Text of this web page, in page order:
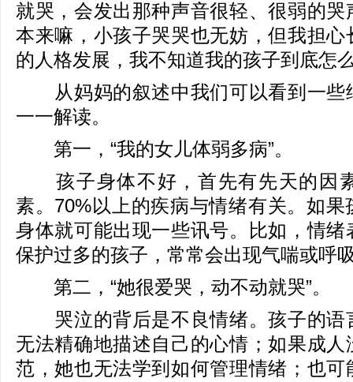
就哭，会发出那种声音很轻、很弱的
本来嘛，小孩子哭哭也无妨，但我担
的人格发展，我不知道我的孩子到底怎
从妈妈的叙述中我们可以看到一些
一一解读。
第一，“我的女儿体弱多病”。
孩子身体不好，首先有先天的因
素。70%以上的疾病与情绪有关。如
身体就可能出现一些讯号。比如，情
保护过多的孩子，常常会出现气喘或呼
第二，“她很爱哭，动不动就哭”。
哭泣的背后是不良情绪。孩子的语
无法精确地描述自己的心情；如果成
范，她也无法学到如何管理情绪；也